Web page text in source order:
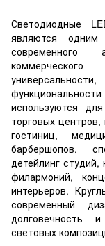
Светодиодные
являются
современного
используются
торговых
гостиниц,
барбершопов,
детейлинг
филармоний,
интерьеров.
современный
долговечность
световых